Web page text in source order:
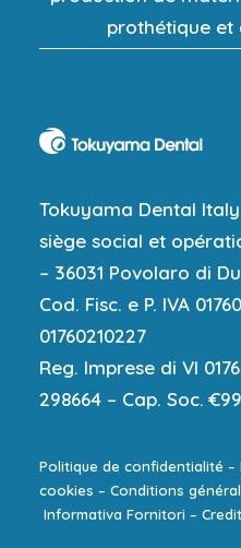
prothétique et
Tokuyama Dental Italy
siège social et
– 36031 Povolaro di
Cod. Fisc. e P. IVA
01760210227
Reg. Imprese di VI
298664 – Cap. Soc.
Politique de confidentialité –
cookies – Conditions
Informativa Fornitori –